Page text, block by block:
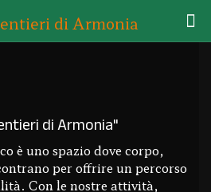
di Armonia"
è uno spazio dove corpo,
per offrire un percorso
Con le nostre attività,